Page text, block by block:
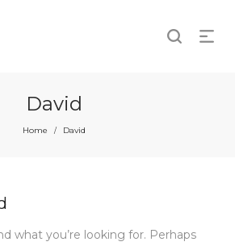
David
Home / David
what you’re looking for. Perhaps